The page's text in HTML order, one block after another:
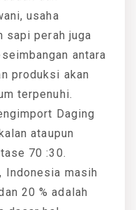
usaha
sapi perah juga
antara
produksi akan
terpenuhi.
Daging
ataupun
70 :30.
Indonesia masih
20 % adalah